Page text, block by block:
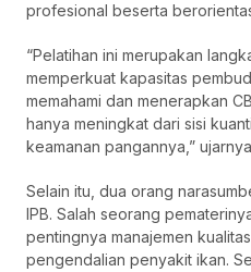
profesional beserta
“Pelatihan ini merupakan
memperkuat kapasitas
memahami dan menerapkan
hanya meningkat dari sisi
keamanan pangannya,”
Selain itu, dua orang
IPB. Salah seorang
pentingnya manajemen
pengendalian penyakit ikan.